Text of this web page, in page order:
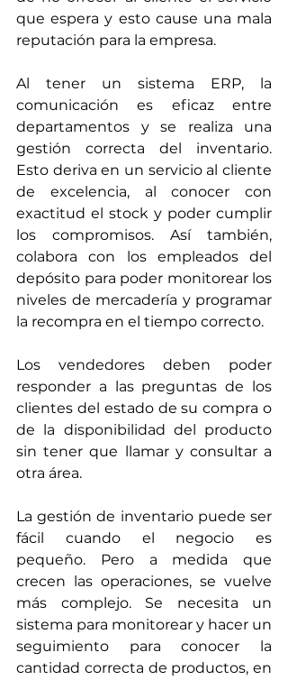
que espera y esto cause una mala
reputación para la empresa.
Al tener un sistema ERP, la
comunicación es eficaz entre
departamentos y se realiza una
gestión correcta del inventario.
Esto deriva en un servicio al cliente
de excelencia, al conocer con
exactitud el stock y poder cumplir
los compromisos. Así también,
colabora con los empleados del
depósito para poder monitorear los
niveles de mercadería y programar
la recompra en el tiempo correcto.
Los vendedores deben poder
responder a las preguntas de los
clientes del estado de su compra o
de la disponibilidad del producto
sin tener que llamar y consultar a
otra área.
La gestión de inventario puede ser
fácil cuando el negocio es
pequeño. Pero a medida que
crecen las operaciones, se vuelve
más complejo. Se necesita un
sistema para monitorear y hacer un
seguimiento para conocer la
cantidad correcta de productos, en